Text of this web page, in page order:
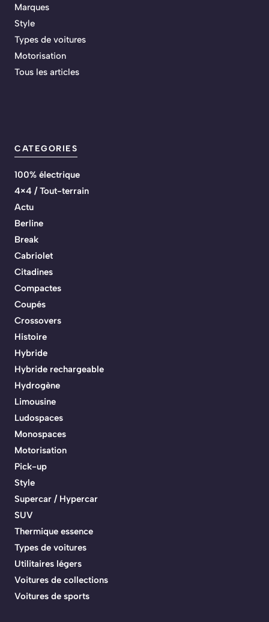
Marques
Style
Types de voitures
Motorisation
Tous les articles
CATEGORIES
100% électrique
4×4 / Tout-terrain
Actu
Berline
Break
Cabriolet
Citadines
Compactes
Coupés
Crossovers
Histoire
Hybride
Hybride rechargeable
Hydrogène
Limousine
Ludospaces
Monospaces
Motorisation
Pick-up
Style
Supercar / Hypercar
SUV
Thermique essence
Types de voitures
Utilitaires légers
Voitures de collections
Voitures de sports